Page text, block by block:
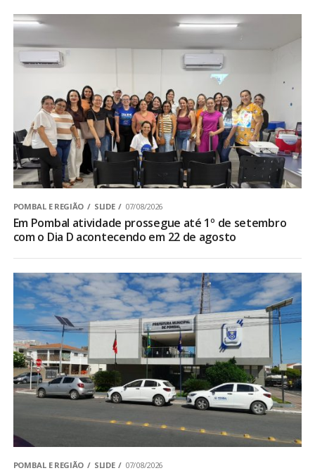
POMBAL E REGIÃO SLIDE 07/08/2026
Em Pombal atividade prossegue até 1º de setembro
com o Dia D acontecendo em 22 de agosto
POMBAL E REGIÃO SLIDE 07/08/2026